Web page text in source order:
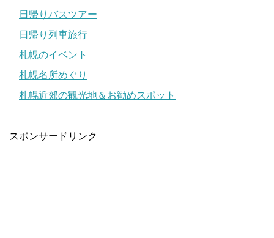
日帰りバスツアー
日帰り列車旅行
札幌のイベント
札幌名所めぐり
札幌近郊の観光地＆お勧めスポット
スポンサードリンク